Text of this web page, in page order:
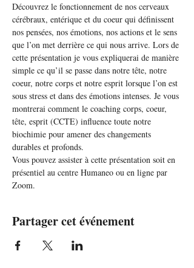
Découvrez le fonctionnement de nos cerveaux
cérébraux, entérique et du coeur qui définissent
nos pensées, nos émotions, nos actions et le sens
que l’on met derrière ce qui nous arrive. Lors de
cette présentation je vous expliquerai de manière
simple ce qu’il se passe dans notre tête, notre
coeur, notre corps et notre esprit lorsque l’on est
sous stress et dans des émotions intenses. Je vous
montrerai comment le coaching corps, coeur,
tête, esprit (CCTE) influence toute notre
biochimie pour amener des changements
durables et profonds.
Vous pouvez assister à cette présentation soit en
présentiel au centre Humaneo ou en ligne par
Zoom.
Partager cet événement